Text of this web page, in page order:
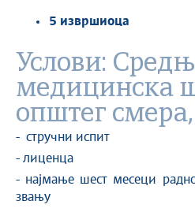
5 извршиоца
Услови:
медицинска
општег
- стручни испит
- лиценца
- најмање шест месеци
звању